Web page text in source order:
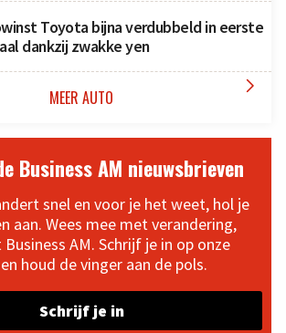
Toyota bijna verdubbeld in eerste
dankzij zwakke yen
MEER AUTO 
Business AM nieuwsbrieven
snel en voor je het weet, hol je
aan. Wees mee met verandering,
AM. Schrijf je in op onze
houd de vinger aan de pols.
Schrijf je in